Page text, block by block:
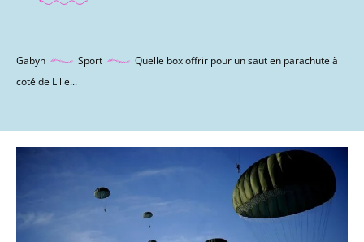
Gabyn Sport
Quelle box offrir pour un saut en parachute à
coté de Lille...